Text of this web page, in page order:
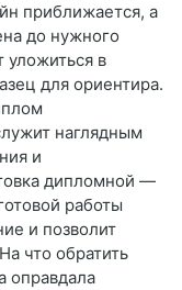
приближается, а
до нужного
уложиться в
для ориентира.
наглядным
и
дипломной —
работы
и позволит
что обратить
оправдала